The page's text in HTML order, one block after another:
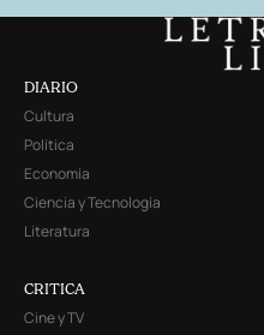
DIARIO
Cultura
Política
Economía
Ciencia y Tecnología
Literatura
CRITICA
Cine y TV